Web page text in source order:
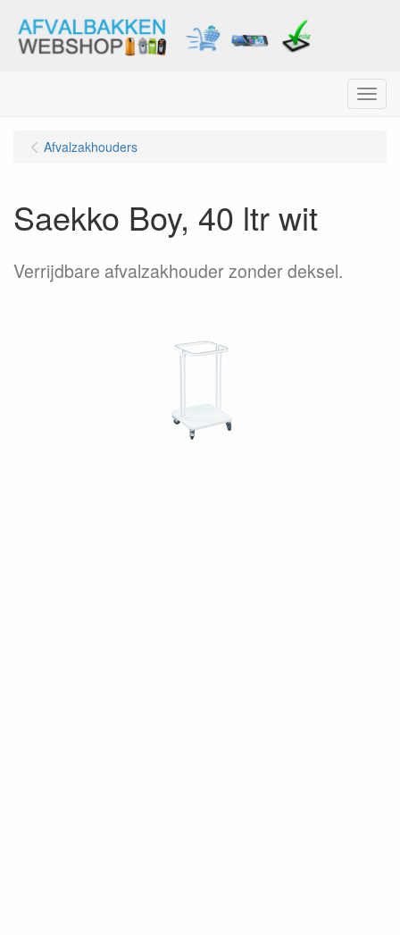
Menu
Afvalzakhouders
Saekko Boy, 40 ltr wit
Verrijdbare afvalzakhouder zonder deksel.